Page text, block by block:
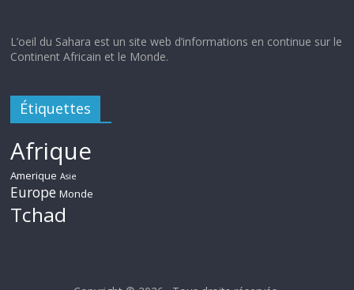
L’oeil du Sahara est un site web d’informations en continue sur le
Continent Africain et le Monde.
Étiquettes
Afrique
Amerique Asie
Europe Monde
Tchad